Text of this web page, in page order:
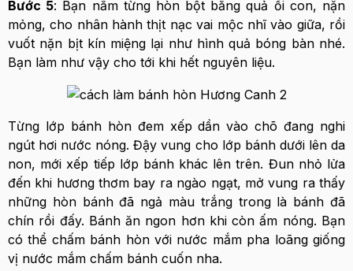
Bước 5: Bạn nắm từng hòn bột bằng quả ổi con, nặn
mỏng, cho nhân hành thịt nạc vai mộc nhĩ vào giữa, rồi
vuốt nặn bịt kín miệng lại như hình quả bóng bàn nhé.
Bạn làm như vậy cho tới khi hết nguyên liệu.
Từng lớp bánh hòn đem xếp dần vào chõ đang nghi
ngút hơi nước nóng. Đậy vung cho lớp bánh dưới lên da
non, mới xếp tiếp lớp bánh khác lên trên. Đun nhỏ lửa
đến khi hương thơm bay ra ngào ngạt, mở vung ra thấy
những hòn bánh đã ngả màu trắng trong là bánh đã
chín rồi đấy. Bánh ăn ngon hơn khi còn ấm nóng. Bạn
có thể chấm bánh hòn với nước mắm pha loãng giống
vị nước mắm chấm bánh cuốn nha.